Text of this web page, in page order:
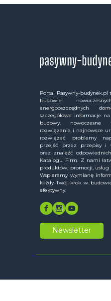
Portal Pasywny-budynek.pl
budowie
energooszczędnych
szczegółowe informacje
budowy, nowoczesne
rozwiązania i najnowsze
rozwiązać problemy
przejść przez przepisy i
oraz znaleźć
Katalogu Firm. Z nami
produktów, promocji,
Wspieramy wymianę
każdy Twój krok w
efektywny.
Newsletter